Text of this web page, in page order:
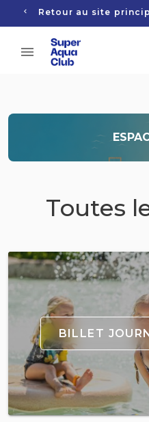
Retour au site
Toutes
BILLET